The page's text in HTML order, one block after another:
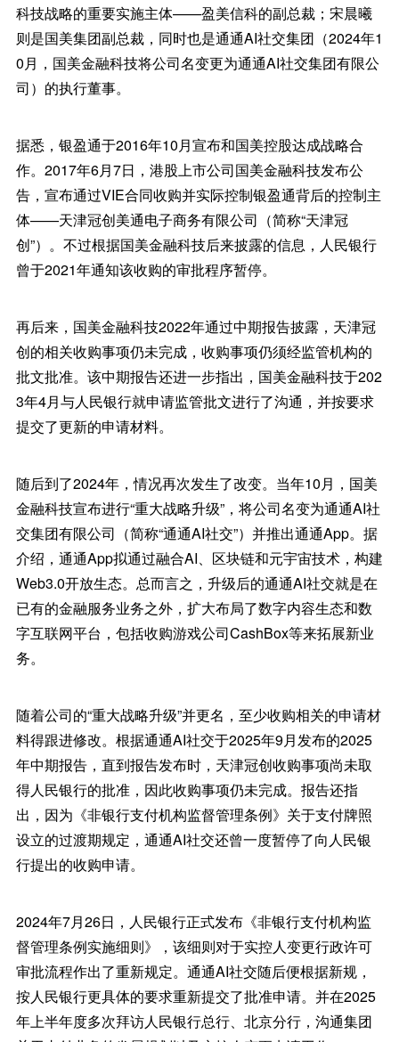
科技战略的重要实施主体——盈美信科的副总裁；宋晨曦
则是国美集团副总裁，同时也是通通AI社交集团（2024年1
0月，国美金融科技将公司名变更为通通AI社交集团有限公
司）的执行董事。
据悉，银盈通于2016年10月宣布和国美控股达成战略合
作。2017年6月7日，港股上市公司国美金融科技发布公
告，宣布通过VIE合同收购并实际控制银盈通背后的控制主
体——天津冠创美通电子商务有限公司（简称“天津冠
创”）。不过根据国美金融科技后来披露的信息，人民银行
曾于2021年通知该收购的审批程序暂停。
再后来，国美金融科技2022年通过中期报告披露，天津冠
创的相关收购事项仍未完成，收购事项仍须经监管机构的
批文批准。该中期报告还进一步指出，国美金融科技于202
3年4月与人民银行就申请监管批文进行了沟通，并按要求
提交了更新的申请材料。
随后到了2024年，情况再次发生了改变。当年10月，国美
金融科技宣布进行“重大战略升级”，将公司名变为通通AI社
交集团有限公司（简称“通通AI社交”）并推出通通App。据
介绍，通通App拟通过融合AI、区块链和元宇宙技术，构建
Web3.0开放生态。总而言之，升级后的通通AI社交就是在
已有的金融服务业务之外，扩大布局了数字内容生态和数
字互联网平台，包括收购游戏公司CashBox等来拓展新业
务。
随着公司的“重大战略升级”并更名，至少收购相关的申请材
料得跟进修改。根据通通AI社交于2025年9月发布的2025
年中期报告，直到报告发布时，天津冠创收购事项尚未取
得人民银行的批准，因此收购事项仍未完成。报告还指
出，因为《非银行支付机构监督管理条例》关于支付牌照
设立的过渡期规定，通通AI社交还曾一度暂停了向人民银
行提出的收购申请。
2024年7月26日，人民银行正式发布《非银行支付机构监
督管理条例实施细则》，该细则对于实控人变更行政许可
审批流程作出了重新规定。通通AI社交随后便根据新规，
按人民银行更具体的要求重新提交了批准申请。并在2025
年上半年度多次拜访人民银行总行、北京分行，沟通集团